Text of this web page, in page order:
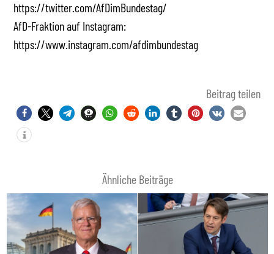
https://twitter.com/AfDimBundestag/
AfD-Fraktion auf Instagram:
https://www.instagram.com/afdimbundestag
Beitrag teilen
Ähnliche Beiträge